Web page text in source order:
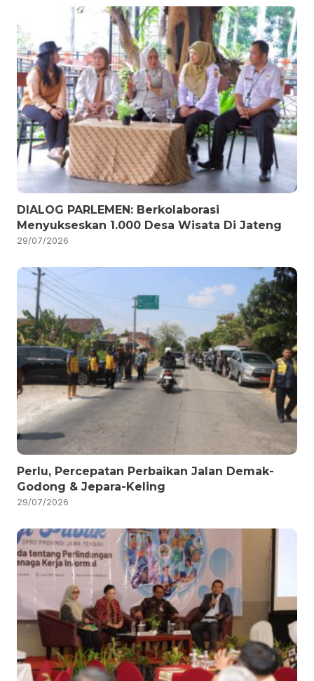
DIALOG PARLEMEN: Berkolaborasi
Menyukseskan 1.000 Desa Wisata Di Jateng
29/07/2026
Perlu, Percepatan Perbaikan Jalan Demak-
Godong & Jepara-Keling
29/07/2026